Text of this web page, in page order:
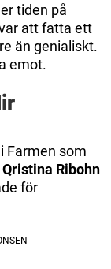
tiden på
att fatta ett
än genialiskt.
emot.
Farmen som
Qristina Ribohn
för